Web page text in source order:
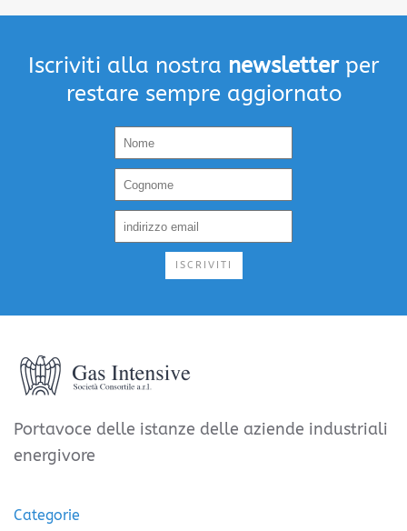
Iscriviti alla nostra newsletterper
restare sempre aggiornato
ISCRIVITI
Portavoce delle istanze delle aziende industriali
energivore
Categorie